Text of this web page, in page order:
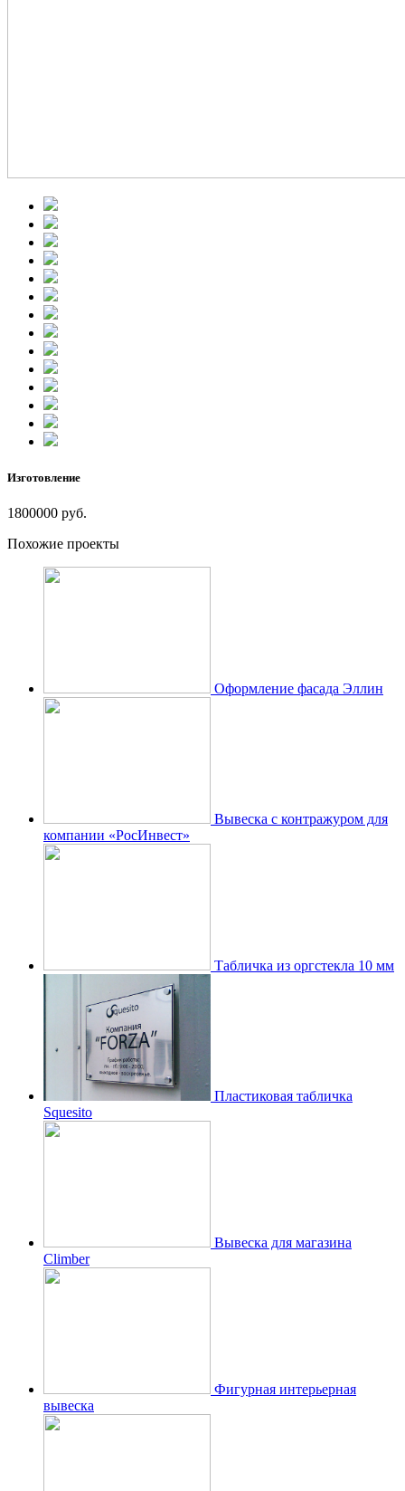
Изготовление
1800000 руб.
Похожие проекты
Оформление фасада Эллин
Вывеска с контражуром для
компании «РосИнвест»
Табличка из оргстекла 10 мм
Пластиковая табличка
Squesito
Вывеска для магазина
Climber
Фигурная интерьерная
вывеска